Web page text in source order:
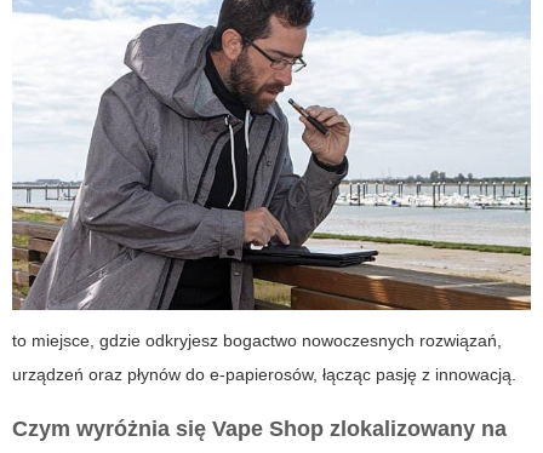
to miejsce, gdzie odkryjesz bogactwo nowoczesnych rozwiązań,
urządzeń oraz płynów do e-papierosów, łącząc pasję z innowacją.
Czym wyróżnia się Vape Shop zlokalizowany na